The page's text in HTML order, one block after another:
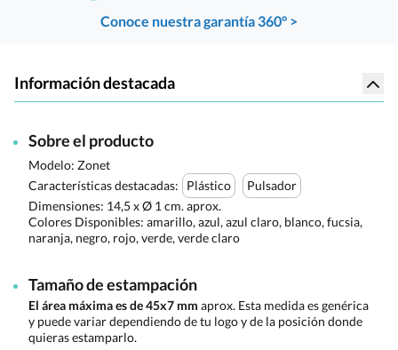
Conoce nuestra garantía 360° >
Información destacada
Sobre el producto
Modelo: Zonet
Características destacadas:
Plástico
Pulsador
Dimensiones: 14,5 x Ø 1 cm. aprox.
Colores Disponibles: amarillo, azul, azul claro, blanco, fucsia,
naranja, negro, rojo, verde, verde claro
Tamaño de estampación
El área máxima es de 45x7 mm aprox. Esta medida es genérica
y puede variar dependiendo de tu logo y de la posición donde
quieras estamparlo.